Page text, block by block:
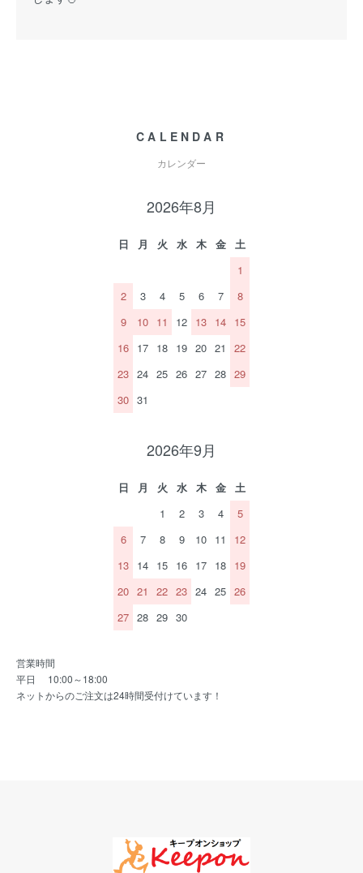
CALENDAR
カレンダー
2026年8月
日 月 火 水 木 金
土
1
2
3 4 5 6 7
8
9
10 11 12 13 14 15
16 17 18 19 20 21
22
23 24 25 26 27 28 29
30 31
2026年9月
日 月 火 水 木 金
土
1
2 3 4
5
6
7 8 9 10 11
12
13 14 15 16 17 18 19
20 21 22 23 24 25 26
27 28 29 30
営業時間
平日 10:00～18:00
ネットからのご注文は24時間受付けています！